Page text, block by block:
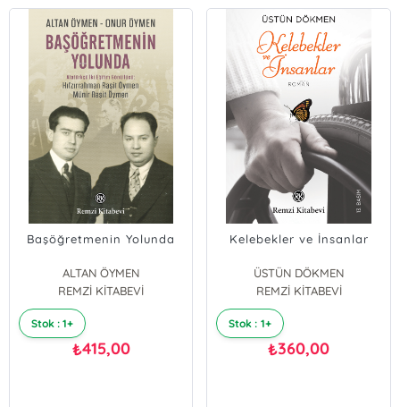
Başöğretmenin Yolunda
ALTAN ÖYMEN
ONUR ÖYMEN
REMZİ KİTABEVİ
Stok : 1+
₺415,00
Kelebekler ve İnsanlar
ÜSTÜN DÖKMEN
REMZİ KİTABEVİ
Stok : 1+
₺360,00